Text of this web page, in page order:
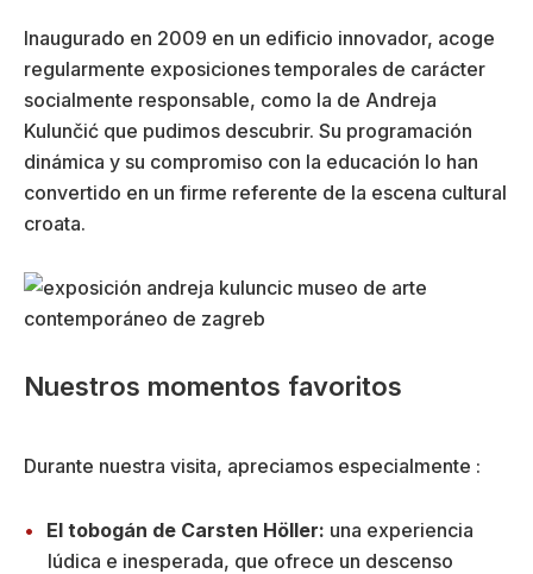
Inaugurado en 2009 en un edificio innovador, acoge
regularmente exposiciones temporales de carácter
socialmente responsable, como la de Andreja
Kulunčić que pudimos descubrir. Su programación
dinámica y su compromiso con la educación lo han
convertido en un firme referente de la escena cultural
croata.
Nuestros momentos favoritos
Durante nuestra visita, apreciamos especialmente :
El tobogán de Carsten Höller: una experiencia
lúdica e inesperada, que ofrece un descenso